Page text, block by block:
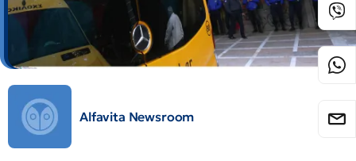
Alfavita Newsroom